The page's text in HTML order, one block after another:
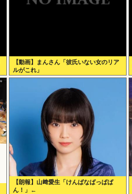
【動画】まんさん「彼氏いない女のリア
ルがこれ」
【朗報】山﨑愛生「けんぱなぱっぱぱ
ん！」←